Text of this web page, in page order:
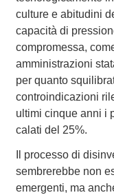
culture e abitudini
capacità di
compromessa,
amministrazioni
per quanto
controindicazioni
ultimi cinque anni i
calati del 25%.
Il processo di
sembrerebbe non
emergenti, ma